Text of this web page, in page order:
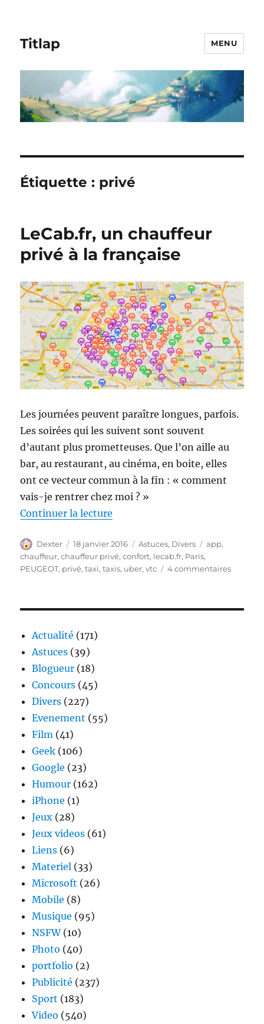
Titlap MENU
Étiquette : privé
LeCab.fr, un chauffeur
privé à la française
Les journées peuvent paraître longues, parfois.
Les soirées qui les suivent sont souvent
d’autant plus prometteuses. Que l’on aille au
bar, au restaurant, au cinéma, en boite, elles
ont ce vecteur commun à la fin : « comment
vais-je rentrer chez moi ? »
Continuer la lecture
Auteur
Dexter
Publié
le
18 janvier 2016 Catégories
Astuces, Divers Étiquettes
app,
chauffeur,chauffeur privé,confort, lecab.fr, Paris,
PEUGEOT, privé,taxi,taxis, uber,vtc 4 commentairessur
Actualité (171)
Astuces (39)
Blogueur (18)
Concours (45)
Divers (227)
Evenement (55)
Film (41)
Geek (106)
Google (23)
Humour (162)
iPhone (1)
Jeux (28)
Jeux videos (61)
Liens (6)
Materiel (33)
Microsoft (26)
Mobile (8)
Musique (95)
NSFW(10)
Photo (40)
portfolio (2)
Publicité (237)
Sport (183)
Video (540)